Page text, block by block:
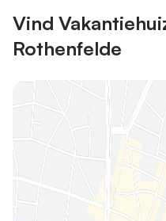
Vind
Rothenfelde